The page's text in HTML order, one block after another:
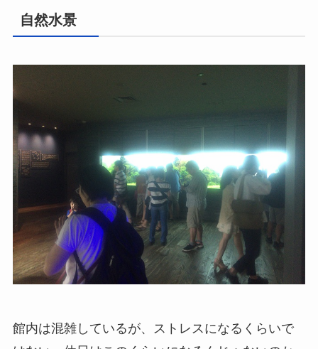
自然水景
館内は混雑しているが、ストレスになるくらいで